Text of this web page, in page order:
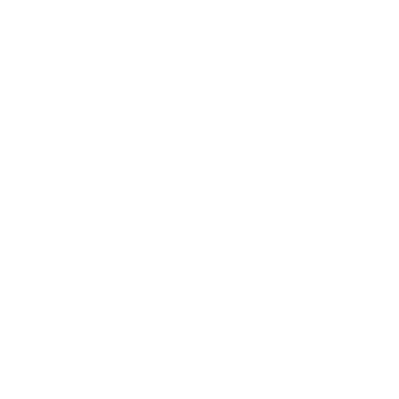
la culoarea furniturii de la uși și mobilier, la culoarea